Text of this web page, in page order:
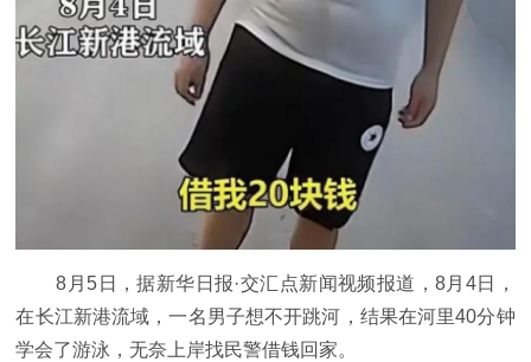
8月5日，据新华日报·交汇点新闻视频报道，8月4日，
在长江新港流域，一名男子想不开跳河，结果在河里40分钟
学会了游泳，无奈上岸找民警借钱回家。